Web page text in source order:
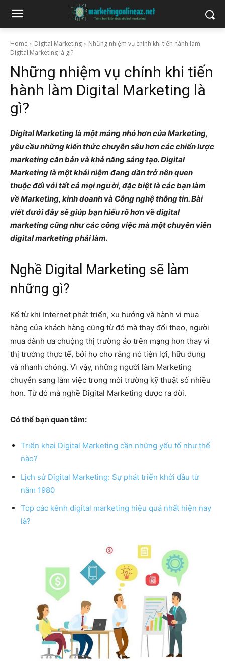
Home Digital Marketing
Những nhiệm vụ chính khi tiến hành làm
Digital Marketing là gì?
Những nhiệm vụ chính khi tiến
hành làm Digital Marketing là
gì?
Digital Marketing là một mảng nhỏ hơn của Marketing,
yêu cầu những kiến thức chuyên sâu hơn các chiến lược
marketing căn bản và khả năng sáng tạo. Digital
Marketing là một khái niệm đang dần trở nên quen
thuộc đối với tất cả mọi người, đặc biệt là các bạn làm
về Marketing, kinh doanh và Công nghệ thông tin. Bài
viết dưới đây sẽ giúp bạn hiểu rõ hơn về digital
marketing cũng như các công việc mà một chuyên viên
digital marketing phải làm.
Nghề Digital Marketing sẽ làm
những gì?
Kể từ khi Internet phát triển, xu hướng và hành vi mua
hàng của khách hàng cũng từ đó mà thay đổi theo, người
mua dành ưa chuộng thị trường ảo trên mạng hơn thay vì
thị trường thực tế, bởi họ cho rằng nó tiện lợi, hữu dụng
và nhanh chóng. Vì vậy, những người làm Marketing
chuyển sang làm việc trong môi trường kỹ thuật số nhiều
hơn. Từ đó mà nghề Digital Marketing được ra đời.
Có thể bạn quan tâm:
Triển khai Digital Marketing cần những yếu tố như thế
nào?
Lịch sử Digital Marketing: Sự phát triển khởi đầu từ
năm 1980
Top các kênh digital marketing hiệu quả nhất hiện nay
là?